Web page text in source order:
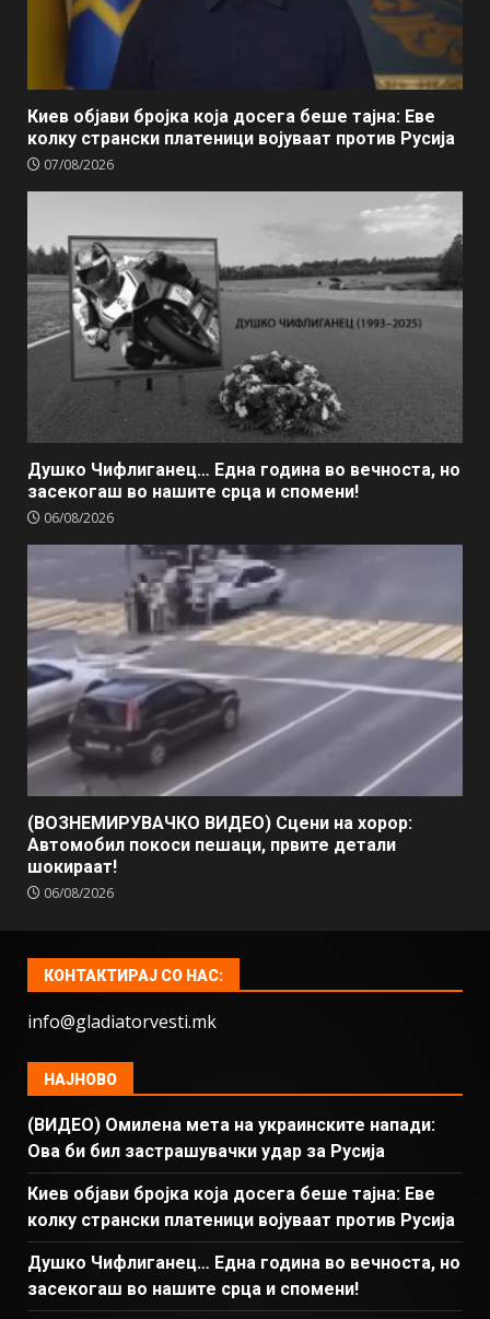
Киев објави бројка која досега беше тајна: Еве
колку странски платеници војуваат против Русија
07/08/2026
Душко Чифлиганец… Eдна година во вечноста, но
засекогаш во нашите срца и спомени!
06/08/2026
(ВОЗНЕМИРУВАЧКО ВИДЕО) Сцени на хорор:
Автомобил покоси пешаци, првите детали
шокираат!
06/08/2026
КОНТАКТИРАЈ СО НАС:
info@gladiatorvesti.mk
НАЈНОВО
(ВИДЕО) Омилена мета на украинските напади:
Ова би бил застрашувачки удар за Русија
Киев објави бројка која досега беше тајна: Еве
колку странски платеници војуваат против Русија
Душко Чифлиганец… Eдна година во вечноста, но
засекогаш во нашите срца и спомени!